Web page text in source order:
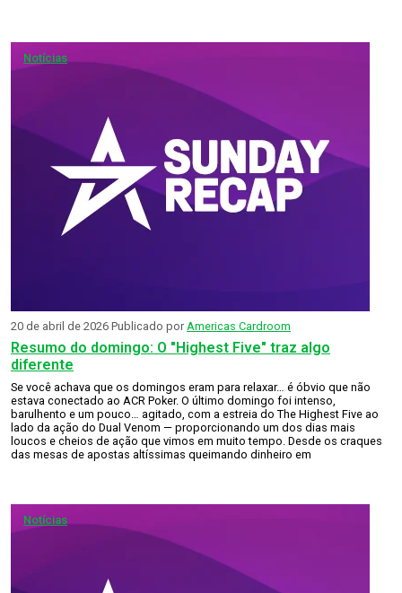
Notícias
Resumo do domingo: O "Highest Five" traz algo
diferente
20 de abril de 2026 Publicado por Americas Cardroom
Se você achava que os domingos eram para relaxar… é óbvio que não
estava conectado ao ACR Poker. O último domingo foi intenso,
barulhento e um pouco… agitado, com a estreia do The Highest Five ao
lado da ação do Dual Venom — proporcionando um dos dias mais
loucos e cheios de ação que vimos em muito tempo. Desde os craques
das mesas de apostas altíssimas queimando dinheiro em
Notícias